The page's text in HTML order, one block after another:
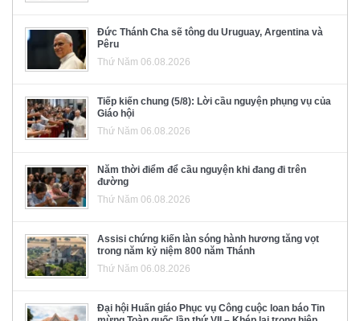
Đức Thánh Cha sẽ tông du Uruguay, Argentina và
Pêru
Thứ Năm 06.08.2026
Tiếp kiến chung (5/8): Lời cầu nguyện phụng vụ của
Giáo hội
Thứ Năm 06.08.2026
Năm thời điểm để cầu nguyện khi đang đi trên
đường
Thứ Năm 06.08.2026
Assisi chứng kiến làn sóng hành hương tăng vọt
trong năm kỷ niệm 800 năm Thánh
Thứ Năm 06.08.2026
Đại hội Huấn giáo Phục vụ Công cuộc loan báo Tin